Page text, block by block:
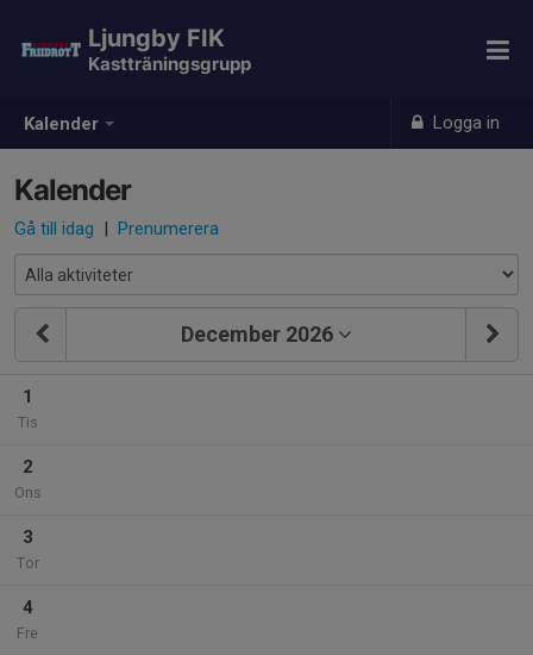
Kalender Logga in
Ljungby FIK
Kastträningsgrupp
Kalender
Gå till idag | Prenumerera
December 2026
1
Tis
2
Ons
3
Tor
4
Fre